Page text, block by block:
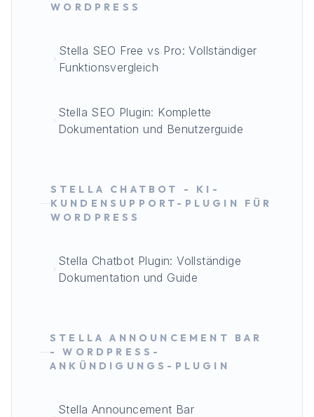
WORDPRESS
Stella SEO Free vs Pro: Vollständiger
Funktionsvergleich
Stella SEO Plugin: Komplette
Dokumentation und Benutzerguide
STELLA CHATBOT - KI-
KUNDENSUPPORT-PLUGIN FÜR
WORDPRESS
Stella Chatbot Plugin: Vollständige
Dokumentation und Guide
STELLA ANNOUNCEMENT BAR
- WORDPRESS-
ANKÜNDIGUNGS-PLUGIN
Stella Announcement Bar